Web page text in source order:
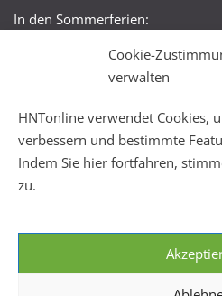
Cookie-
verwalten
HNTonline verwendet Cookies,
verbessern und bestimmte
Indem Sie hier fortfahren,
zu.
In den Sommerferien:
Mo + Mi 16:00 – 18:00 Uhr
Mo – Fr 08:00 – 22:00 Uhr
Sa + So 10:00 – 18:00 Uhr